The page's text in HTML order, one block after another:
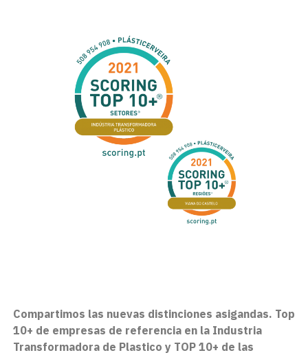
Compartimos las nuevas distinciones asigandas. Top
10+ de empresas de referencia en la Industria
Transformadora de Plastico y TOP 10+ de las